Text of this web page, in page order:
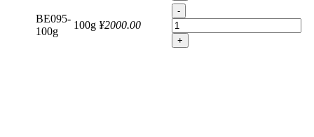
BE095-
100g
100g ¥2000.00
-
+